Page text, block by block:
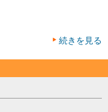
続きを見る